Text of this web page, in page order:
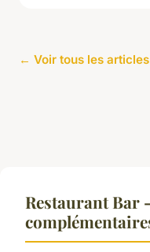
← Voir tous les
Restaurant Bar